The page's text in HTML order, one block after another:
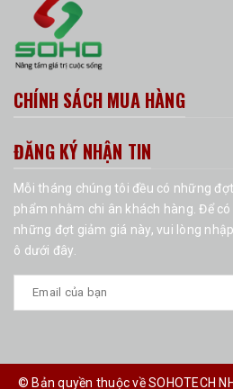
CHÍNH SÁCH MUA HÀNG
ĐĂNG KÝ NHẬN TIN
Mỗi tháng chúng tôi đều có những
phẩm nhằm chi ân khách hàng. Để
những đợt giảm giá này, vui lòng
ô dưới đây.
© Bản quyền thuộc về SOHOTECH